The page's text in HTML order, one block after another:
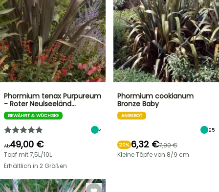
Phormium tenax Purpureum
- Roter Neulseeländ…
BEWÄHRT & WÜCHSIG
4
Ab49,00 €
Topf mit 7,5L/10L
Erhältlich in 2 Größen
Phormium cookianum
Bronze Baby
ANGEBOT
65
20% 6,32 €7,90 €
Kleine Töpfe von 8/9 cm